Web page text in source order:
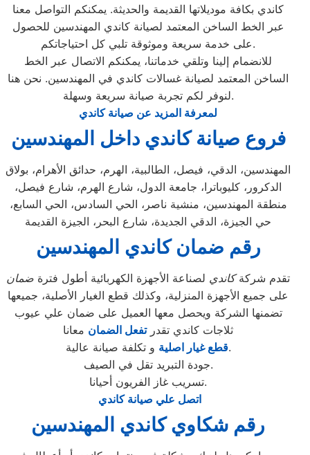
كاندي بكافة موديلاتها القديمة والحديثة. يمكنكم التواصل معنا
عبر الخط الساخن المعتمد لصيانة كاندي المهندسين للحصول
على خدمة سريعة وموثوقة تلبي كل احتياجاتكم.
للانضمام إلينا وتلقي خدماتنا، يمكنكم الاتصال عبر الخط
الساخن المعتمد لصيانة غسالات كاندي في المهندسين. نحن هنا
لنوفر لكم تجربة صيانة سريعة وسهلة.
لمعرفة المزيد عن صيانة كاندي
فروع صيانة كاندي داخل المهندسين
المهندسين، الدقي، فيصل، الطالبية، الهرم، حدائق الأهرام، بولاق
الدكرور، كليوباترا، جامعة الدول، شارع الهرم، شارع فيصل،
منطقة المهندسين، منشية ناصر، الحي السادس، الحي السابع،
حي الجيزة، الدقي الجديدة، شارع البحر، الجيزة القديمة
رقم ضمان كاندي المهندسين
تقدم شركةكاندي لصناعة الأجهزة الكهربائية أطول فترة ضمان
على جميع الأجهزة المنزلية، وكذلك قطع الغيار الأصلية، جميعها
تضمنها الشركة ويحصل معها العميل على ضمان علي عيوب
ثلاجات كاندي تقدرتفعل الضمان معانا
قطع غيار اصليةو تكلفة صيانة عالية.
جودة التبريد تقل في الصيف.
تسريب غاز الفريون أحيانا.
اتصل علي صيانة كاندي
رقم شكاوي كاندي المهندسين